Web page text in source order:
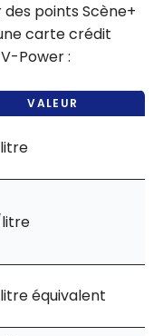
points Scène+
carte crédit
Power :
VALEUR
équivalent